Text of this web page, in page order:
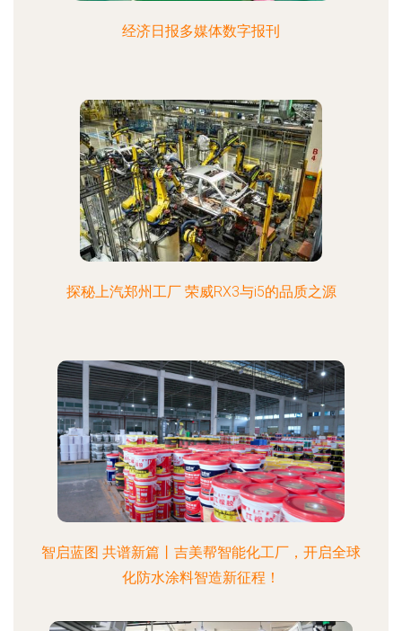
经济日报多媒体数字报刊
探秘上汽郑州工厂 荣威RX3与i5的品质之源
智启蓝图 共谱新篇丨吉美帮智能化工厂，开启全球
化防水涂料智造新征程！